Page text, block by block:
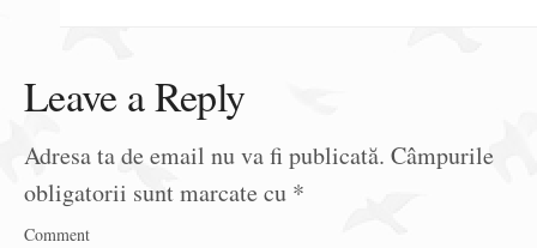
Leave a Reply
Adresa ta de email nu va fi publicată. Câmpurile
obligatorii sunt marcate cu *
Comment